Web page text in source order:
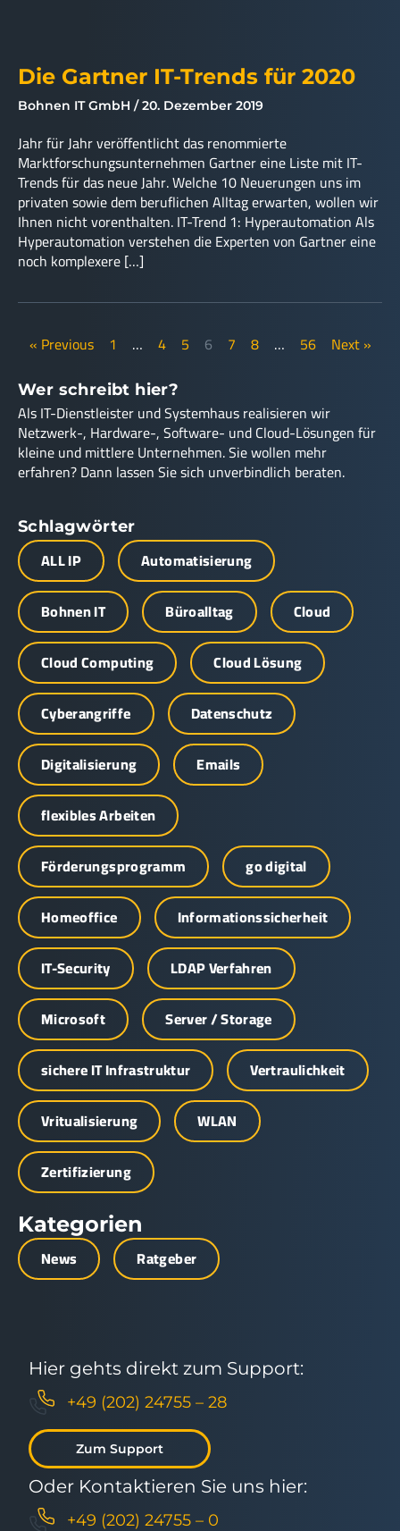
Die Gartner IT-Trends für 2020
Bohnen IT GmbH 20. Dezember 2019
Jahr für Jahr veröffentlicht das renommierte
Marktforschungsunternehmen Gartner eine Liste mit IT-
Trends für das neue Jahr. Welche 10 Neuerungen uns im
privaten sowie dem beruflichen Alltag erwarten, wollen wir
Ihnen nicht vorenthalten. IT-Trend 1: Hyperautomation Als
Hyperautomation verstehen die Experten von Gartner eine
noch komplexere […]
« Previous 1 … 4 5 6 7 8 … 56 Next »
Wer schreibt hier?
Als IT-Dienstleister und Systemhaus realisieren wir
Netzwerk-, Hardware-, Software- und Cloud-Lösungen für
kleine und mittlere Unternehmen. Sie wollen mehr
erfahren? Dann lassen Sie sich unverbindlich beraten.
Schlagwörter
ALL IP
Automatisierung
Bohnen IT
Büroalltag
Cloud
Cloud Computing
Cloud Lösung
Cyberangriffe
Datenschutz
Digitalisierung
Emails
flexibles Arbeiten
Förderungsprogramm
go digital
Homeoffice
Informationssicherheit
IT-Security
LDAP Verfahren
Microsoft
Server / Storage
sichere IT Infrastruktur
Vertraulichkeit
Vritualisierung
WLAN
Zertifizierung
Kategorien
News Ratgeber
Hier gehts direkt zum Support:
+49 (202) 24755 – 28
Zum Support
Oder Kontaktieren Sie uns hier:
+49 (202) 24755 – 0